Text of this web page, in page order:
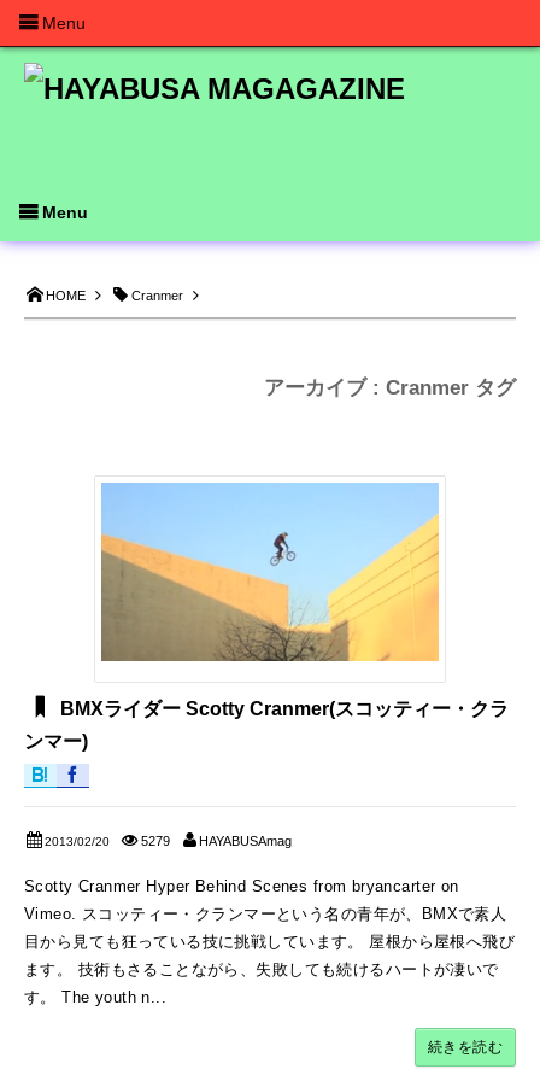
HOME Cranmer
アーカイブ : Cranmer タグ
BMXライダー Scotty Cranmer(スコッティー・クラ
ンマー)
2013/02/20 5279 HAYABUSAmag
Scotty Cranmer Hyper Behind Scenes from bryancarter on
Vimeo. スコッティー・クランマーという名の青年が、BMXで素人
目から見ても狂っている技に挑戦しています。 屋根から屋根へ飛び
ます。 技術もさることながら、失敗しても続けるハートが凄いで
す。 The youth n...
続きを読む
Menu
Menu